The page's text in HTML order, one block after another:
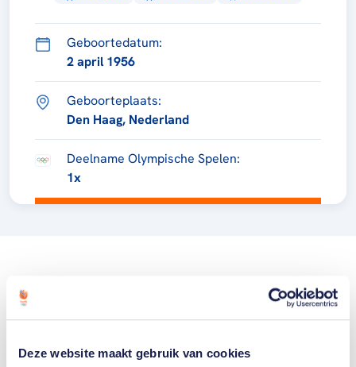
Deze website maakt gebruik van cookies
Geboortedatum:
2 april 1956
Geboorteplaats:
Den Haag, Nederland
Deelname Olympische Spelen:
1x